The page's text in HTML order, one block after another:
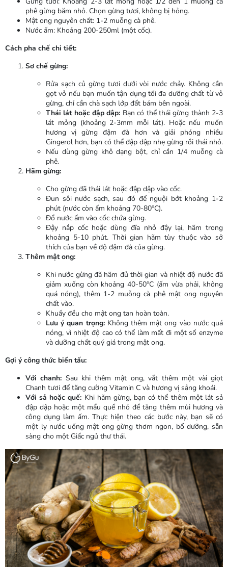
phê gừng băm nhỏ. Chọn gừng tươi, không bị hỏng.
Mật ong nguyên chất: 1-2 muỗng cà phê.
Nước ấm: Khoảng 200-250ml (một cốc).
Cách pha chế chi tiết:
Sơ chế gừng:
Rửa sạch củ gừng tươi dưới vòi nước chảy. Không cần
gọt vỏ nếu bạn muốn tận dụng tối đa dưỡng chất từ vỏ
gừng, chỉ cần chà sạch lớp đất bám bên ngoài.
Thái lát hoặc đập dập: Bạn có thể thái gừng thành 2-3
lát mỏng (khoảng 2-3mm mỗi lát). Hoặc nếu muốn
hương vị gừng đậm đà hơn và giải phóng nhiều
Gingerol hơn, bạn có thể đập dập nhẹ gừng rồi thái nhỏ.
Nếu dùng gừng khô dạng bột, chỉ cần 1/4 muỗng cà
phê.
Hãm gừng:
Cho gừng đã thái lát hoặc đập dập vào cốc.
Đun sôi nước sạch, sau đó để nguội bớt khoảng 1-2
phút (nước còn ấm khoảng 70-80°C).
Đổ nước ấm vào cốc chứa gừng.
Đậy nắp cốc hoặc dùng đĩa nhỏ đậy lại, hãm trong
khoảng 5-10 phút. Thời gian hãm tùy thuộc vào sở
thích của bạn về độ đậm đà của gừng.
Thêm mật ong:
Khi nước gừng đã hãm đủ thời gian và nhiệt độ nước đã
giảm xuống còn khoảng 40-50°C (ấm vừa phải, không
quá nóng), thêm 1-2 muỗng cà phê mật ong nguyên
chất vào.
Khuấy đều cho mật ong tan hoàn toàn.
Lưu ý quan trọng:Không thêm mật ong vào nước quá
nóng, vì nhiệt độ cao có thể làm mất đi một số enzyme
và dưỡng chất quý giá trong mật ong.
Gợi ý công thức biến tấu:
Với chanh: Sau khi thêm mật ong, vắt thêm một vài giọt
Chanh tươi để tăng cường Vitamin C và hương vị sảng khoái.
Với sả hoặc quế: Khi hãm gừng, bạn có thể thêm một lát sả
đập dập hoặc một mẩu quế nhỏ để tăng thêm mùi hương và
công dụng làm ấm. Thực hiện theo các bước này, bạn sẽ có
một ly nước uống mật ong gừng thơm ngon, bổ dưỡng, sẵn
sàng cho một Giấc ngủ thư thái.